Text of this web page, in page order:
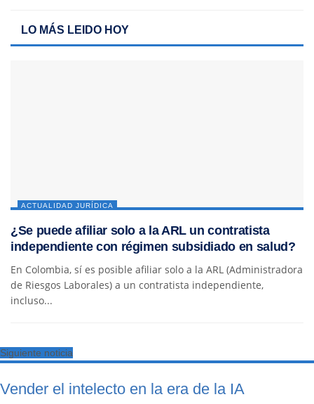
LO MÁS LEIDO HOY
ACTUALIDAD JURÍDICA
¿Se puede afiliar solo a la ARL un contratista
independiente con régimen subsidiado en salud?
En Colombia, sí es posible afiliar solo a la ARL (Administradora
de Riesgos Laborales) a un contratista independiente,
incluso...
Siguiente noticia
Vender el intelecto en la era de la IA